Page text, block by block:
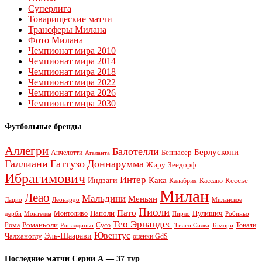
Суперлига
Товарищеские матчи
Трансферы Милана
Фото Милана
Чемпионат мира 2010
Чемпионат мира 2014
Чемпионат мира 2018
Чемпионат мира 2022
Чемпионат мира 2026
Чемпионат мира 2030
Футбольные бренды
Аллегри Анчелотти Аталанта Балотелли Беннасер Берлускони
Галлиани Гаттузо Доннарумма Жиру Зеедорф
Ибрагимович Индзаги Интер Кака Калабрия Кассано Кессье
Лацио Леао Леонардо Мальдини Меньян Милан Миланское
дерби Монтелла Монтоливо Наполи Пато Пиоли Пирло Пулишич Робиньо
Рома Романьоли Роналдиньо Сусо Тео Эрнандес Тиаго Силва Томори Тонали
Чалханоглу Эль-Шаарави Ювентус оценки GdS
Последние матчи Серии А — 37 тур